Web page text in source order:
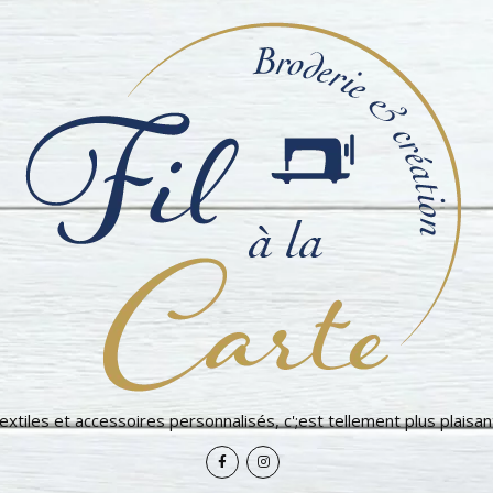
et accessoires personnalisés, c';est tellement plus